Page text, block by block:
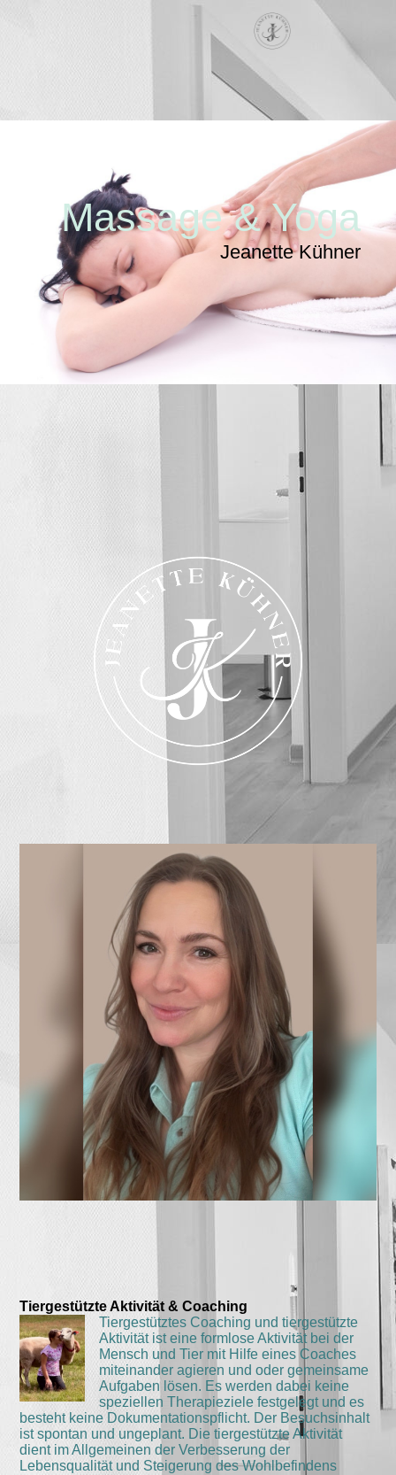
Massage & Yoga
Jeanette Kühner
Tiergestützte Aktivität & Coaching
Tiergestütztes Coaching und tiergestützte
Aktivität ist eine formlose Aktivität bei der
Mensch und Tier mit Hilfe eines Coaches
miteinander agieren und oder gemeinsame
Aufgaben lösen. Es werden dabei keine
speziellen Therapieziele festgelegt und es
besteht keine Dokumentationspflicht. Der Besuchsinhalt
ist spontan und ungeplant. Die tiergestützte Aktivität
dient im Allgemeinen der Verbesserung der
Lebensqualität und Steigerung des Wohlbefindens